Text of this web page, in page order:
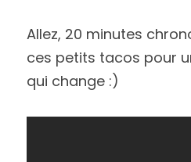
Allez, 20 minutes
ces petits tacos pour
qui change :)